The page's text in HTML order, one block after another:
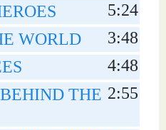
5:24
WORLD
3:48
4:48
THE 2:55